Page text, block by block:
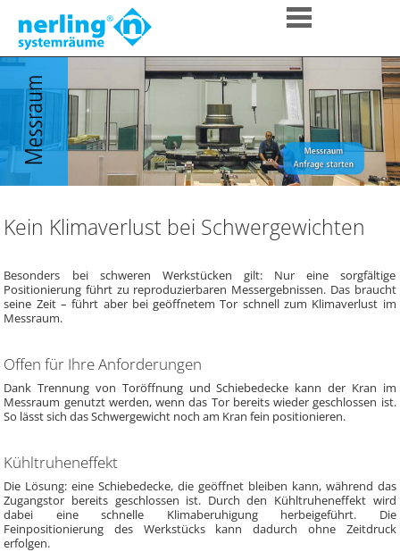
Kein Klimaverlust bei Schwergewichten
Besonders bei schweren Werkstücken gilt: Nur eine sorgfältige
Positionierung führt zu reproduzierbaren Messergebnissen. Das braucht
seine Zeit – führt aber bei geöffnetem Tor schnell zum Klimaverlust im
Messraum.
Offen für Ihre Anforderungen
Dank Trennung von Toröffnung und Schiebedecke kann der Kran im
Messraum genutzt werden, wenn das Tor bereits wieder geschlossen ist.
So lässt sich das Schwergewicht noch am Kran fein positionieren.
Kühltruheneffekt
Die Lösung: eine Schiebedecke, die geöffnet bleiben kann, während das
Zugangstor bereits geschlossen ist. Durch den Kühltruheneffekt wird
dabei eine schnelle Klimaberuhigung herbeigeführt. Die
Feinpositionierung des Werkstücks kann dadurch ohne Zeitdruck
erfolgen.